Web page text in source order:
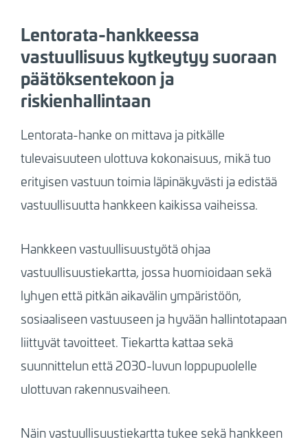
Lentorata-hankkeessa
vastuullisuus kytkeytyy suoraan
päätöksentekoon ja
riskienhallintaan
Lentorata-hanke on mittava ja pitkälle
tulevaisuuteen ulottuva kokonaisuus, mikä tuo
erityisen vastuun toimia läpinäkyvästi ja edistää
vastuullisuutta hankkeen kaikissa vaiheissa.
Hankkeen vastuullisuustyötä ohjaa
vastuullisuustiekartta, jossa huomioidaan sekä
lyhyen että pitkän aikavälin ympäristöön,
sosiaaliseen vastuuseen ja hyvään hallintotapaan
liittyvät tavoitteet. Tiekartta kattaa sekä
suunnittelun että 2030-luvun loppupuolelle
ulottuvan rakennusvaiheen.
Näin vastuullisuustiekartta tukee sekä hankkeen